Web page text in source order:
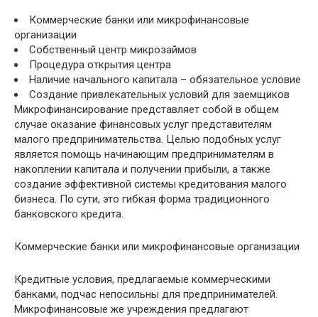
Коммерческие банки или микрофинансовые
организации
Собственный центр микрозаймов
Процедура открытия центра
Наличие начального капитала – обязательное условие
Создание привлекательных условий для заемщиков
Микрофинансирование представляет собой в общем
случае оказание финансовых услуг представителям
малого предпринимательства. Целью подобных услуг
является помощь начинающим предпринимателям в
накоплении капитала и получении прибыли, а также
создание эффективной системы кредитования малого
бизнеса. По сути, это гибкая форма традиционного
банковского кредита.
Коммерческие банки или микрофинансовые организации
Кредитные условия, предлагаемые коммерческими
банками, подчас непосильны для предпринимателей.
Микрофинансовые же учреждения предлагают